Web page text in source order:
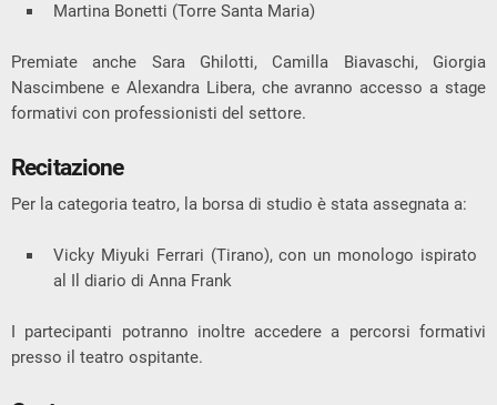
Martina Bonetti (Torre Santa Maria)
Premiate anche Sara Ghilotti, Camilla Biavaschi, Giorgia
Nascimbene e Alexandra Libera, che avranno accesso a stage
formativi con professionisti del settore.
Recitazione
Per la categoria teatro, la borsa di studio è stata assegnata a:
Vicky Miyuki Ferrari (Tirano), con un monologo ispirato
al
Il diario di Anna Frank
I partecipanti potranno inoltre accedere a percorsi formativi
presso il teatro ospitante.